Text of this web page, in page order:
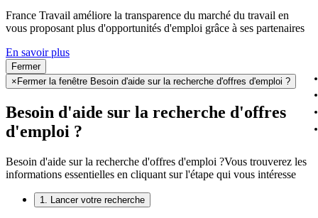
France Travail améliore la transparence du marché du travail en
vous proposant plus d'opportunités d'emploi grâce à ses partenaires
En savoir plus
Fermer
× Fermer la fenêtre Besoin d'aide sur la recherche d'offres d'emploi ?
Besoin d'aide sur la recherche d'offres
d'emploi ?
Besoin d'aide sur la recherche d'offres d'emploi ?Vous trouverez les
informations essentielles en cliquant sur l'étape qui vous intéresse
1. Lancer votre recherche